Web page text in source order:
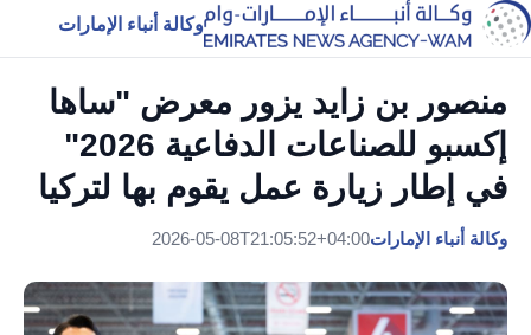
وكالة أنباء الإمارات
منصور بن زايد يزور معرض "ساها
إكسبو للصناعات الدفاعية 2026"
في إطار زيارة عمل يقوم بها لتركيا
وكالة أنباء الإمارات2026-05-08T21:05:52+04:00